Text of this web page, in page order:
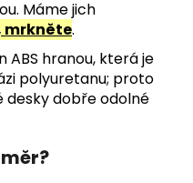
Máme jich
mrkněte.
ABS hranou, která je
polyuretanu; proto
desky dobře odolné